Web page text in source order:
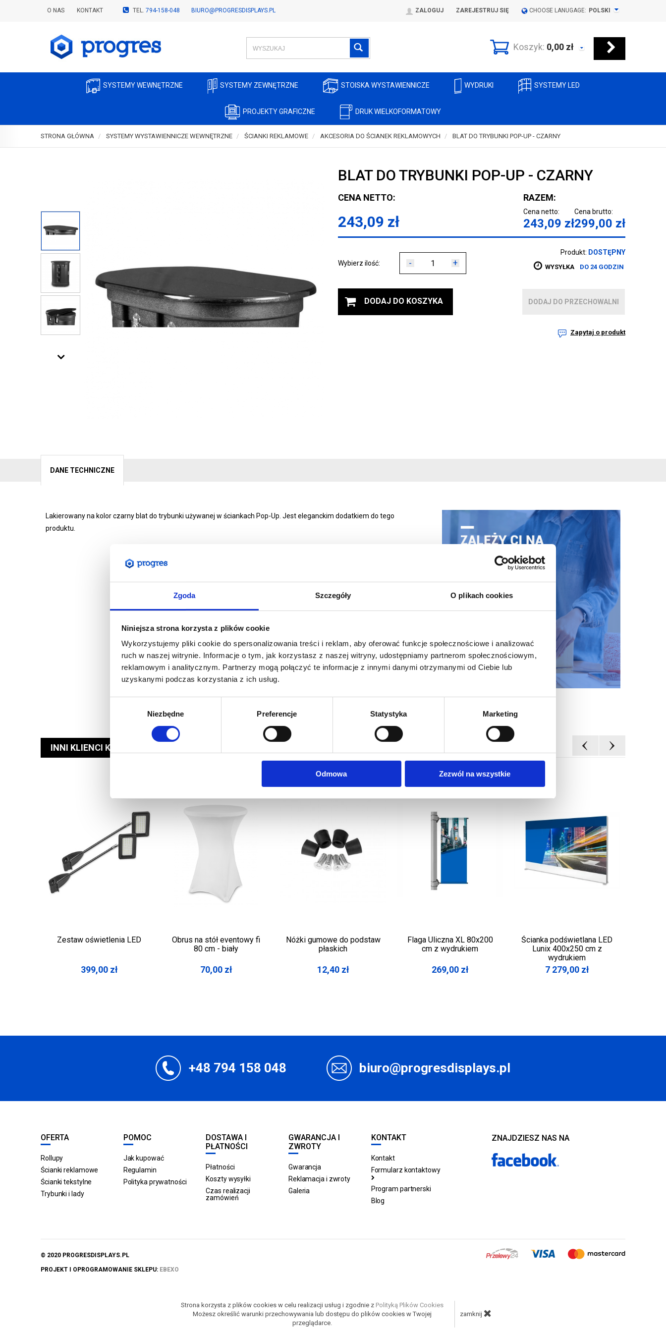
Zgoda Szczegóły O plikach cookies
Niniejsza strona korzysta z plików cookie
Wykorzystujemy pliki cookie do spersonalizowania treści i reklam, aby oferować funkcje społecznościowe i analizować
ruch w naszej witrynie. Informacje o tym, jak korzystasz z naszej witryny, udostępniamy partnerom społecznościowym,
reklamowym i analitycznym. Partnerzy mogą połączyć te informacje z innymi danymi otrzymanymi od Ciebie lub
uzyskanymi podczas korzystania z ich usług.
Niezbędne Preferencje Statystyka Marketing
Odmowa Zezwól na wszystkie
O NAS KONTAKT TEL. 794-158-048 BIURO@PROGRESDISPLAYS.PL ZALOGUJ ZAREJESTRUJ SIĘ CHOOSE LANUGAGE: POLSKI
Koszyk: 0,00 zł
SYSTEMY WEWNĘTRZNE SYSTEMY ZEWNĘTRZNE STOISKA WYSTAWIENNICZE WYDRUKI SYSTEMY LED
PROJEKTY GRAFICZNE DRUK WIELKOFORMATOWY
STRONA GŁÓWNA SYSTEMY WYSTAWIENNICZE WEWNĘTRZNE ŚCIANKI REKLAMOWE AKCESORIA DO ŚCIANEK REKLAMOWYCH BLAT DO TRYBUNKI POP-UP - CZARNY
BLAT DO TRYBUNKI POP-UP - CZARNY
CENA NETTO:
243,09 zł
RAZEM:
Cena netto:
243,09 zł
Cena brutto:
299,00 zł
Wybierz ilość: - +
Produkt: DOSTĘPNY
WYSYŁKA DO 24 GODZIN
DODAJ DO KOSZYKA DODAJ DO PRZECHOWALNI
Zapytaj o produkt
DANE TECHNICZNE
Lakierowany na kolor czarny blat do trybunki używanej w ściankach Pop-Up. Jest eleganckim dodatkiem do tego
produktu.
INNI KLIENCI KUPILI RÓWNIEŻ
Zestaw oświetlenia LED
399,00 zł
Obrus na stół eventowy fi
80 cm - biały
70,00 zł
Nóżki gumowe do podstaw
płaskich
12,40 zł
Flaga Uliczna XL 80x200
cm z wydrukiem
269,00 zł
Ścianka podświetlana LED
Lunix 400x250 cm z
wydrukiem
7 279,00 zł
+48 794 158 048 biuro@progresdisplays.pl
OFERTA
Rollupy
Ścianki reklamowe
Ścianki tekstylne
Trybunki i lady
POMOC
Jak kupować
Regulamin
Polityka prywatności
DOSTAWA I
PŁATNOŚCI
Płatności
Koszty wysyłki
Czas realizacji
zamówień
GWARANCJA I
ZWROTY
Gwarancja
Reklamacja i zwroty
Galeria
KONTAKT
Kontakt
Formularz kontaktowy
Program partnerski
Blog
ZNAJDZIESZ NAS NA
© 2020 PROGRESDISPLAYS.PL
PROJEKT I OPROGRAMOWANIE SKLEPU: EBEXO
Strona korzysta z plików cookies w celu realizacji usług i zgodnie z Polityką Plików Cookies
Możesz określić warunki przechowywania lub dostępu do plików cookies w Twojej
przeglądarce.
zamknij